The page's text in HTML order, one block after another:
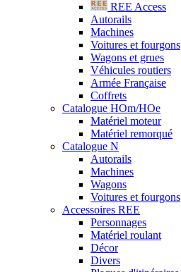
REE Access
Autorails
Machines
Voitures et fourgons
Wagons et grues
Véhicules routiers
Armée Française
Coffrets
Catalogue HOm/HOe
Matériel moteur
Matériel remorqué
Catalogue N
Autorails
Machines
Wagons
Voitures et fourgons
Accessoires REE
Personnages
Matériel roulant
Décor
Divers